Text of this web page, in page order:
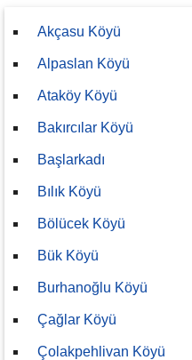
Akçasu Köyü
Alpaslan Köyü
Ataköy Köyü
Bakırcılar Köyü
Başlarkadı
Bılık Köyü
Bölücek Köyü
Bük Köyü
Burhanoğlu Köyü
Çağlar Köyü
Çolakpehlivan Köyü